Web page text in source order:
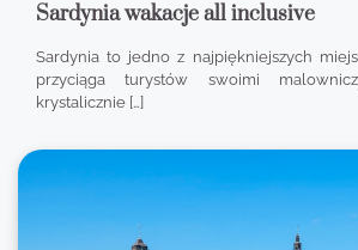
Sardynia wakacje all inclusive
Sardynia to jedno z najpiękniejszych
przyciąga turystów swoimi
krystalicznie […]